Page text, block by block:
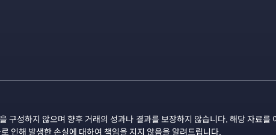
구성하지 않으며 향후 거래의 성과나 결과를 보장하지 않습니다. 해당 자료
인해 발생한 손실에 대하여 책임을 지지 않음을 알려드립니다.